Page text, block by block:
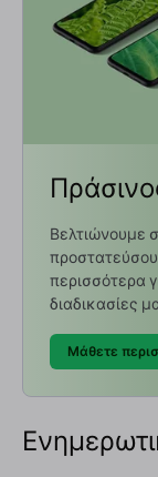
Βελτιώνουμε
περισσότερα
διαδικασίες
Μάθετε